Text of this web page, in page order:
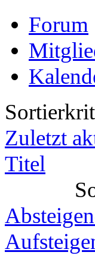
Forum
Zuletzt
Titel